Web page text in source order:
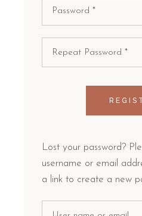
Lost your password?
username or email
a link to create a new